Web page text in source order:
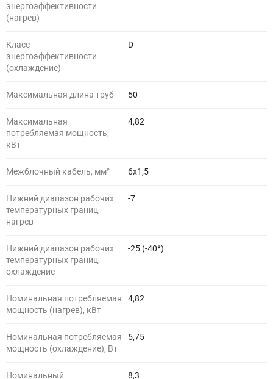
энергоэффективности
(нагрев)
Класс
энергоэффективности
(охлаждение)
D
Максимальная длина труб 50
Максимальная
потребляемая мощность,
кВт
4,82
Межблочный кабель, мм² 6х1,5
Нижний диапазон рабочих
температурных границ,
нагрев
-7
Нижний диапазон рабочих
температурных границ,
охлаждение
-25 (-40*)
Номинальная потребляемая
мощность (нагрев), кВт
4,82
Номинальная потребляемая
мощность (охлаждение), Вт
5,75
Номинальный 8,3